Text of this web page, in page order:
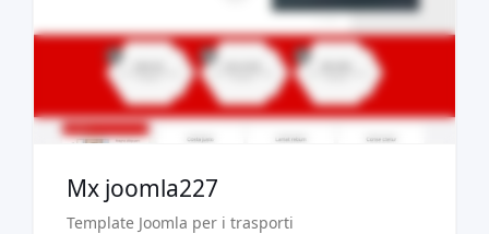
Acquista €29.90
Mx joomla227
Template Joomla per i trasporti